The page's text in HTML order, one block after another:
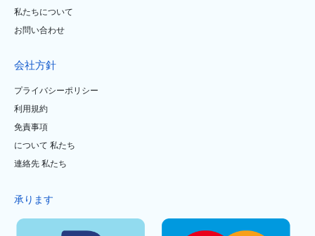
私たちについて
お問い合わせ
会社方針
プライバシーポリシー
利用規約
免責事項
について 私たち
連絡先 私たち
承ります